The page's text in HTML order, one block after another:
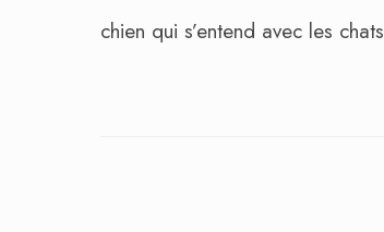
chien qui s’entend avec les chats